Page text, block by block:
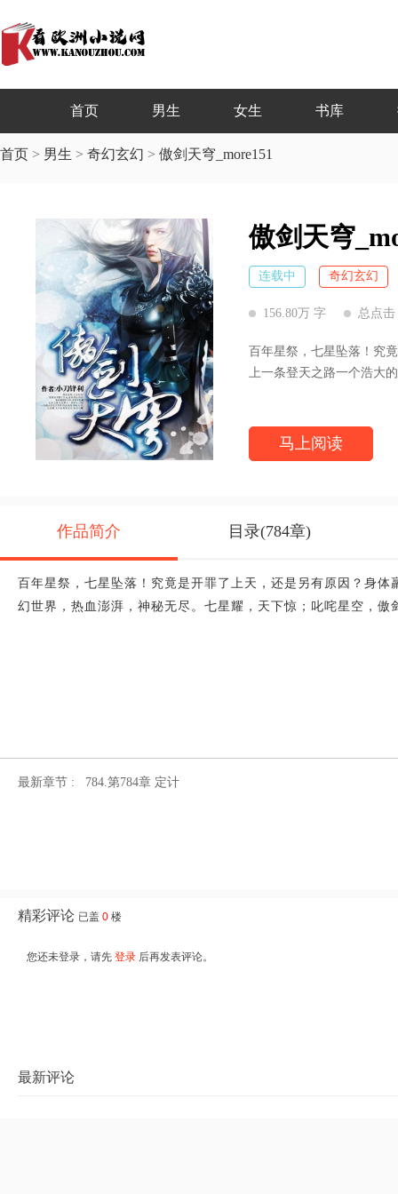
首页 男生 女生 书库
首页 > 男生 > 奇幻玄幻 > 傲剑天穹_more151
傲剑天穹
连载中 奇幻玄幻
156.80万 字 总点击
百年星祭，七星坠落！究
上一条登天之路一个浩大
马上阅读
作品简介 目录(784章)
百年星祭，七星坠落！究竟是开罪了上天，还是另有原因？身
幻世界，热血澎湃，神秘无尽。七星耀，天下惊；叱咤星空，傲
最新章节 : 784.第784章 定计